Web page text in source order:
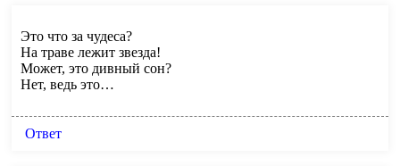
Это что за чудеса?
На траве лежит звезда!
Может, это дивный сон?
Нет, ведь это…
Ответ